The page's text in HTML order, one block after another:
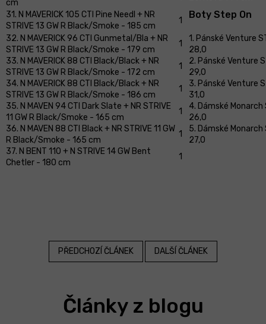
cm
31. N MAVERICK 105 CTI Pine Needl + NR
STRIVE 13 GW R Black/Smoke - 185 cm
1
Boty Step On
32. N MAVERICK 96 CTI Gunmetal/Bla + NR
STRIVE 13 GW R Black/Smoke - 179 cm
1
1. Pánské Venture
28,0
33. N MAVERICK 88 CTI Black/Black + NR
STRIVE 13 GW R Black/Smoke - 172 cm
1
2. Pánské Venture
29,0
34. N MAVERICK 88 CTI Black/Black + NR
STRIVE 13 GW R Black/Smoke - 186 cm
1
3. Pánské Venture
31,0
35. N MAVEN 94 CTI Dark Slate + NR STRIVE
11 GW R Black/Smoke - 165 cm
1
4. Dámské Monarch
26,0
36. N MAVEN 88 CTI Black + NR STRIVE 11 GW
R Black/Smoke - 165 cm
1
5. Dámské Monarch
27,0
37. N BENT 110 + N STRIVE 14 GW Bent
Chetler - 180 cm
1
PŘEDCHOZÍ ČLÁNEK DALŠÍ ČLÁNEK
Články z blogu